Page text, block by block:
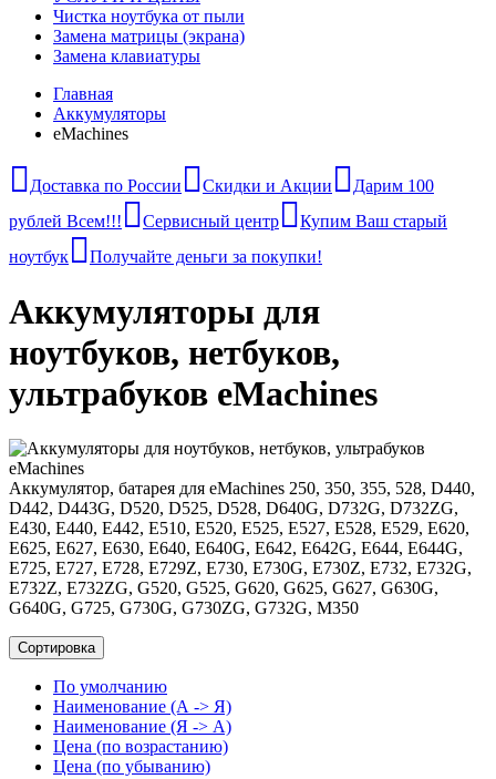
Чистка ноутбука от пыли
Замена матрицы (экрана)
Замена клавиатуры
Главная
Аккумуляторы
eMachines
Доставка по России Скидки и Акции
Дарим 100
рублей Всем!!!
Сервисный центр
Купим Ваш старый
ноутбук
Получайте деньги за покупки!
Аккумуляторы для
ноутбуков, нетбуков,
ультрабуков eMachines
Аккумулятор, батарея для eMachines 250, 350, 355, 528, D440,
D442, D443G, D520, D525, D528, D640G, D732G, D732ZG,
E430, E440, E442, E510, E520, E525, E527, E528, E529, E620,
E625, E627, E630, E640, E640G, E642, E642G, E644, E644G,
E725, E727, E728, E729Z, E730, E730G, E730Z, E732, E732G,
E732Z, E732ZG, G520, G525, G620, G625, G627, G630G,
G640G, G725, G730G, G730ZG, G732G, M350
Сортировка
По умолчанию
Наименование (А -> Я)
Наименование (Я -> А)
Цена (по возрастанию)
Цена (по убыванию)